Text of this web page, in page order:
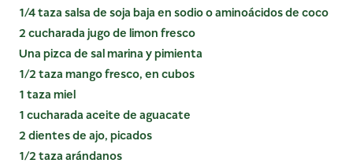
1/4 taza salsa de soja baja en sodio o aminoácidos de coco
2 cucharada jugo de limon fresco
Una pizca de sal marina y pimienta
1/2 taza mango fresco, en cubos
1 taza miel
1 cucharada aceite de aguacate
2 dientes de ajo, picados
1/2 taza arándanos